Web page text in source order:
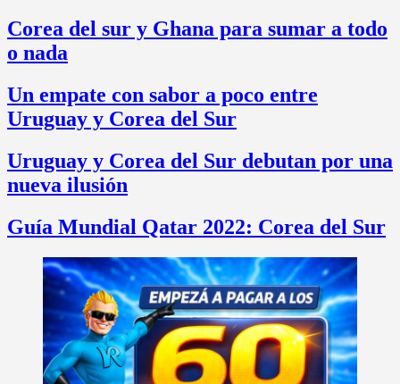
Corea del sur y Ghana para sumar a todo
o nada
Un empate con sabor a poco entre
Uruguay y Corea del Sur
Uruguay y Corea del Sur debutan por una
nueva ilusión
Guía Mundial Qatar 2022: Corea del Sur